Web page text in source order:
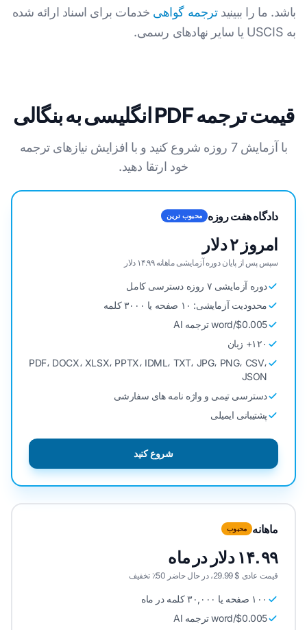
باشد. ما را ببینیدترجمه گواهی خدمات برای اسناد ارائه شده
به USCIS یا سایر نهادهای رسمی.
قیمت ترجمه PDF انگلیسی به بنگالی
با آزمایش 7 روزه شروع کنید و با افزایش نیازهای ترجمه
خود ارتقا دهید.
دادگاه هفت روزه محبوب ترین
امروز ۲ دلار
سپس پس از پایان دوره آزمایشی ماهانه ۱۴.۹۹ دلار
دوره آزمایشی ۷ روزه دسترسی کامل
محدودیت آزمایشی: ۱۰ صفحه یا ۳۰۰۰ کلمه
$0.005/word ترجمه AI
۱۲۰+ زبان
PDF، DOCX، XLSX، PPTX، IDML، TXT، JPG، PNG، CSV،
JSON
دسترسی تیمی و واژه نامه های سفارشی
پشتیبانی ایمیلی
شروع کنید
ماهانه محبوب
۱۴.۹۹ دلار در ماه
قیمت عادی $ 29.99، در حال حاضر 50٪ تخفیف
۱۰۰ صفحه یا ۳۰,۰۰۰ کلمه در ماه
$0.005/word ترجمه AI